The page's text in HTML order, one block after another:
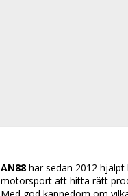
AN88har sedan 2012 hjälpt
motorsport att hitta rätt